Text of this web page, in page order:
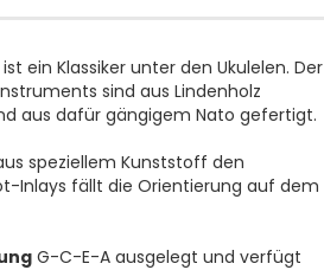
ein Klassiker unter den Ukulelen. Der
sind aus Lindenholz
aus dafür gängigem Nato gefertigt.
speziellem Kunststoff den
Inlays fällt die Orientierung auf dem
G-C-E-A ausgelegt und verfügt